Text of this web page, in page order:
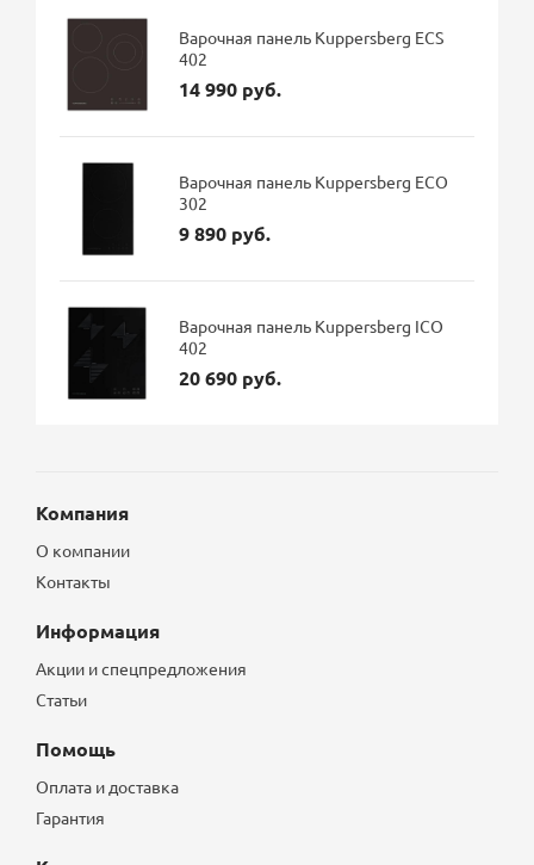
Варочная панель Kuppersberg ECS
402
14 990 руб.
Варочная панель Kuppersberg ECO
302
9 890 руб.
Варочная панель Kuppersberg ICO
402
20 690 руб.
Компания
О компании
Контакты
Информация
Акции и спецпредложения
Статьи
Помощь
Оплата и доставка
Гарантия